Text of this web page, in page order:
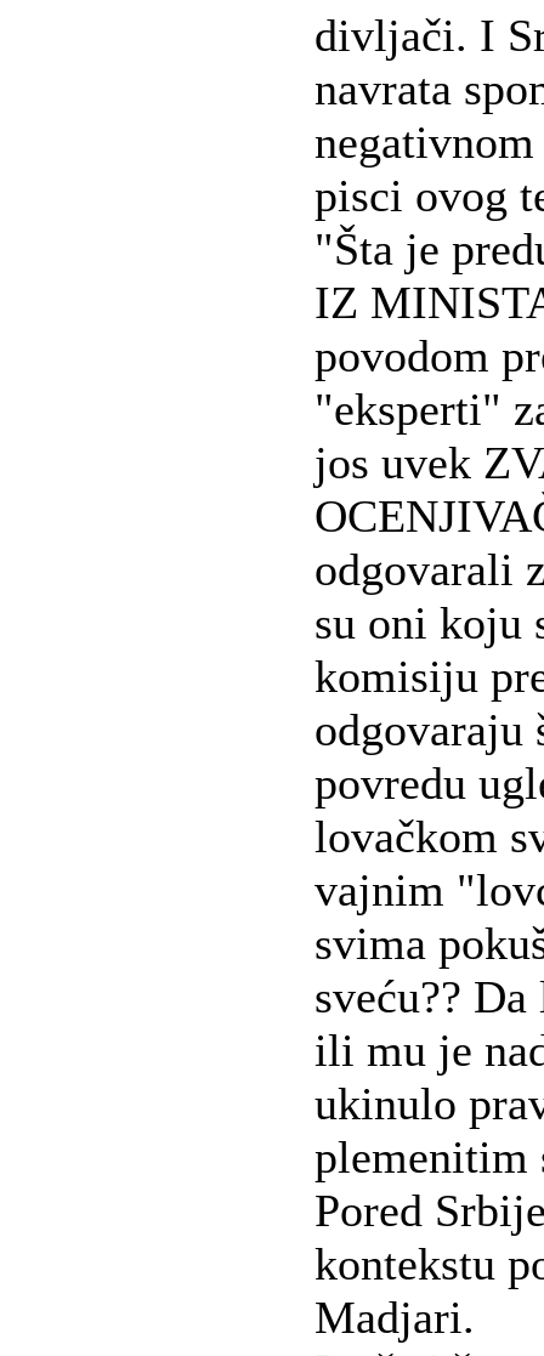
divljači. I
navrata
pisci ovog
"Šta je
IZ
povodom
"eksperti"
jos uvek
odgovarali
su oni koju
komisiju
odgovaraju
povredu
lovačkom
vajnim
svima
sveću??
ili mu je
ukinulo
plemenitim
Pored
kontekstu
Madjari.